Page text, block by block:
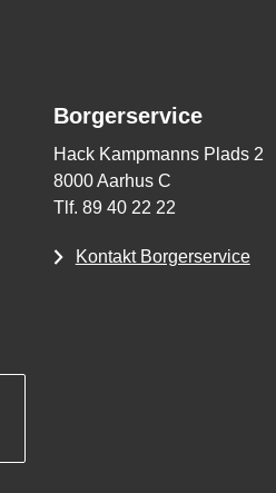
Borgerservice
Hack Kampmanns Plads 2
8000 Aarhus C
Tlf. 89 40 22 22
Kontakt Borgerservice